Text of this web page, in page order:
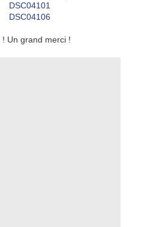
! Un grand merci !